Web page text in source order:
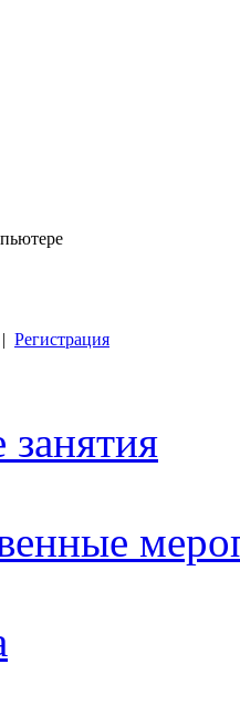
| Регистрация